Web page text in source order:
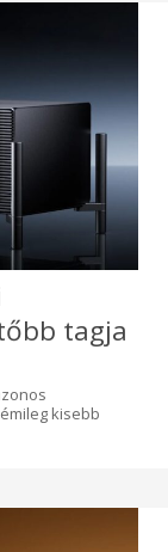
tagja
kisebb